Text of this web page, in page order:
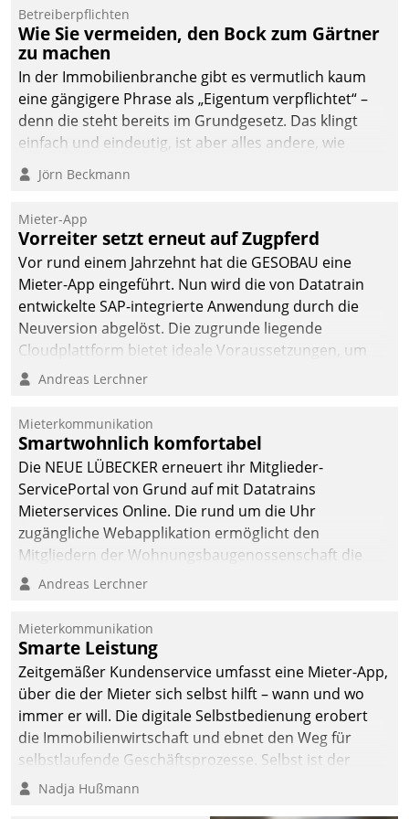
Dialogführung ermöglicht
dem externen
Serviceteam, Anrufe von
Mietenden zügiger und
effizienter zu bearbeiten.
Betreiberpflichten
Wie Sie vermeiden, den Bock zum Gärtner
zu machen
In der Immobilienbranche gibt es vermutlich kaum
eine gängigere Phrase als „Eigentum verpflichtet“ –
denn die steht bereits im Grundgesetz. Das klingt
einfach und eindeutig, ist aber alles andere, wie
Branchenbeschäftigte wissen. Denn mit der
Verantwortung folgen Verpflichtungen.
Jörn Beckmann
Mieter-App
Vorreiter setzt erneut auf Zugpferd
Vor rund einem Jahrzehnt hat die GESOBAU eine
Mieter-App eingeführt. Nun wird die von Datatrain
entwickelte SAP-integrierte Anwendung durch die
Neuversion abgelöst. Die zugrunde liegende
Cloudplattform bietet ideale Voraussetzungen, um
die Funktionalität der App zu erweitern und weitere
integrieren.
Andreas Lerchner
Mieterkommunikation
Smartwohnlich komfortabel
Die NEUE LÜBECKER erneuert ihr Mitglieder-
ServicePortal von Grund auf mit Datatrains
Mieterservices Online. Die rund um die Uhr
zugängliche Webapplikation ermöglicht den
Mitgliedern der Wohnungs­bau­genossenschaft die
Kontaktaufnahme per Smartphone, Tablet oder PC.
Andreas Lerchner
Mieterkommunikation
Smarte Leistung
Zeitgemäßer Kundenservice umfasst eine Mieter-App,
über die der Mieter sich selbst hilft – wann und wo
immer er will. Die digitale Selbstbedienung erobert
die Immobilienwirtschaft und ebnet den Weg für
selbstlaufende Geschäftsprozesse. Selbst ist der
Kunde und smart der Serviceanbieter.
Nadja Hußmann